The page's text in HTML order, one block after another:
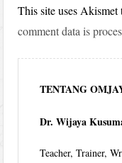
This site uses
comment data is
TENTANG
Dr. Wijaya
Teacher, Trainer,